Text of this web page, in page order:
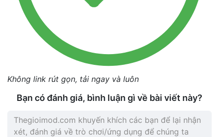
Không link rút gọn, tải ngay và luôn
Bạn có đánh giá, bình luận gì về bài viết này?